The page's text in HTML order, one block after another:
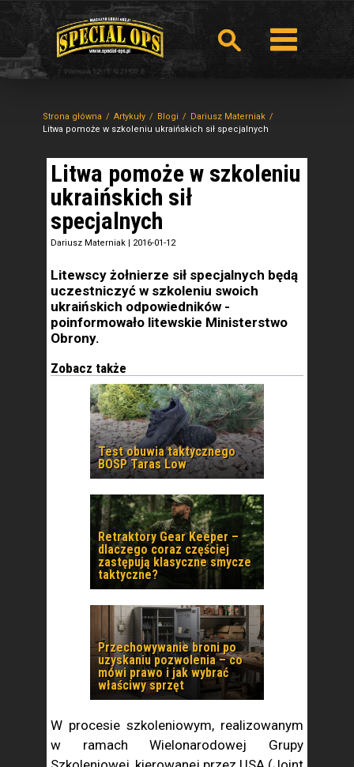
Strona główna Artykuły Blogi
Dariusz Materniak
Litwa pomoże w szkoleniu ukraińskich sił specjalnych
Litwa pomoże w szkoleniu
ukraińskich sił
specjalnych
Dariusz Materniak | 2016-01-12
Litewscy żołnierze sił specjalnych będą
uczestniczyć w szkoleniu swoich
ukraińskich odpowiedników -
poinformowało litewskie Ministerstwo
Obrony.
Zobacz także
Test obuwia taktycznego
BOSP Taras Low
Retraktory Gear Keeper –
dlaczego coraz częściej
zastępują klasyczne smycze
taktyczne?
Przechowywanie broni po
uzyskaniu pozwolenia – co
mówi prawo i jak wybrać
właściwy sprzęt
W procesie szkoleniowym, realizowanym
w ramach Wielonarodowej Grupy